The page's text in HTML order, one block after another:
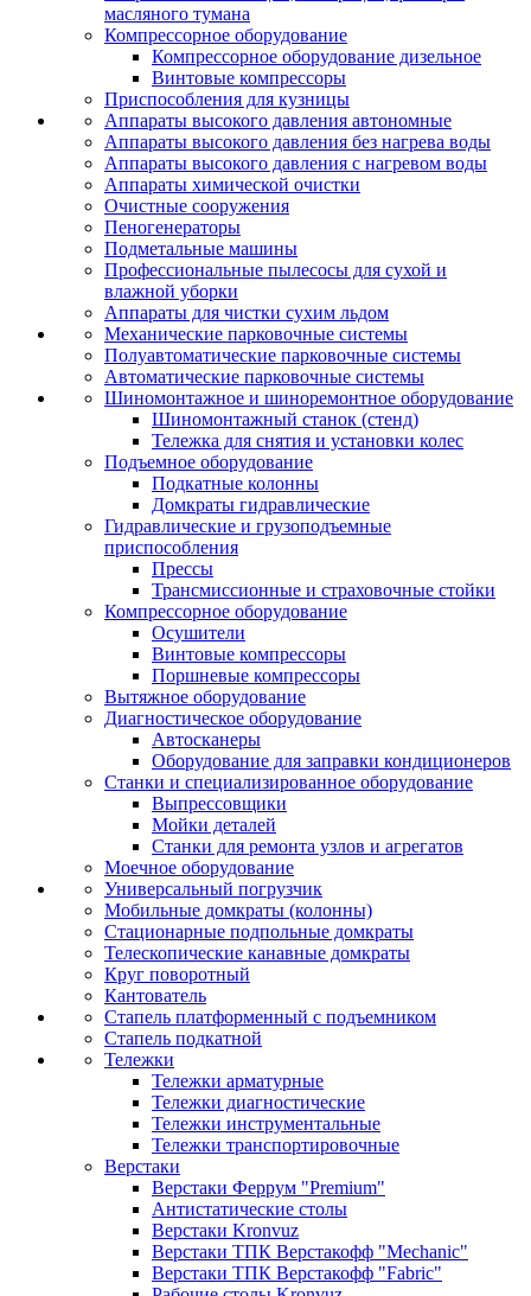
масляного тумана
Компрессорное оборудование
Компрессорное оборудование дизельное
Винтовые компрессоры
Приспособления для кузницы
Аппараты высокого давления автономные
Аппараты высокого давления без нагрева воды
Аппараты высокого давления с нагревом воды
Аппараты химической очистки
Очистные сооружения
Пеногенераторы
Подметальные машины
Профессиональные пылесосы для сухой и
влажной уборки
Аппараты для чистки сухим льдом
Механические парковочные системы
Полуавтоматические парковочные системы
Автоматические парковочные системы
Шиномонтажное и шиноремонтное оборудование
Шиномонтажный станок (стенд)
Тележка для снятия и установки колес
Подъемное оборудование
Подкатные колонны
Домкраты гидравлические
Гидравлические и грузоподъемные
приспособления
Прессы
Трансмиссионные и страховочные стойки
Компрессорное оборудование
Осушители
Винтовые компрессоры
Поршневые компрессоры
Вытяжное оборудование
Диагностическое оборудование
Автосканеры
Оборудование для заправки кондиционеров
Станки и специализированное оборудование
Выпрессовщики
Мойки деталей
Станки для ремонта узлов и агрегатов
Моечное оборудование
Универсальный погрузчик
Мобильные домкраты (колонны)
Стационарные подпольные домкраты
Телескопические канавные домкраты
Круг поворотный
Кантователь
Стапель платформенный с подъемником
Стапель подкатной
Тележки
Тележки арматурные
Тележки диагностические
Тележки инструментальные
Тележки транспортировочные
Верстаки
Верстаки Феррум "Premium"
Антистатические столы
Верстаки Kronvuz
Верстаки ТПК Верстакофф "Mechanic"
Верстаки ТПК Верстакофф "Fabric"